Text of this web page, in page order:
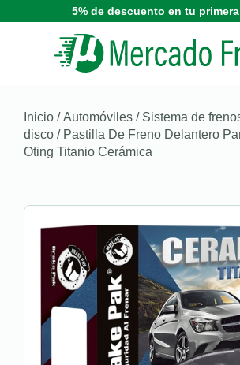
5% de descuento en tu
Inicio /Automóviles / Sistema de
disco / Pastilla De Freno Delantero
Oting Titanio Cerámica